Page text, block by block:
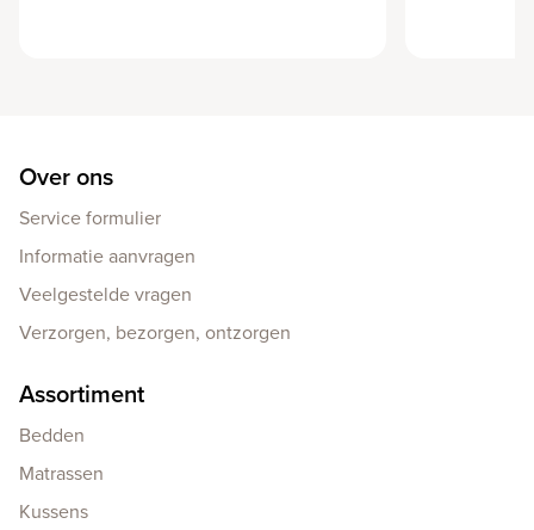
Over ons
Service formulier
Informatie aanvragen
Veelgestelde vragen
Verzorgen, bezorgen, ontzorgen
Assortiment
Bedden
Matrassen
Kussens